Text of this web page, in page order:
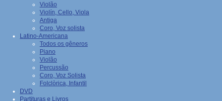
Violão
Violín, Cello, Viola
Antiga
Coro, Voz solista
Latino-Americana
Todos os gêneros
Piano
Violão
Percussão
Coro, Voz Solista
Folclòrica, Infantil
DVD
Partituras e Livros